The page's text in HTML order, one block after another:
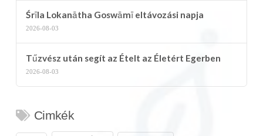
Śrīla Lokanātha Goswāmī eltávozási napja
2026-08-03
Tűzvész után segít az Ételt az Életért Egerben
2026-08-03
Cimkék